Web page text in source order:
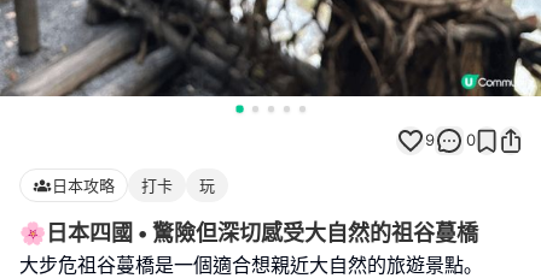
9 0
日本攻略 打卡 玩
🌸日本四國 • 驚險但深切感受大自然的祖谷蔓橋
大步危祖谷蔓橋是一個適合想親近大自然的旅遊景點｡